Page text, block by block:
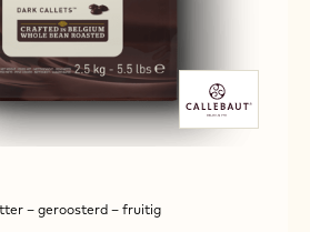
– geroosterd – fruitig